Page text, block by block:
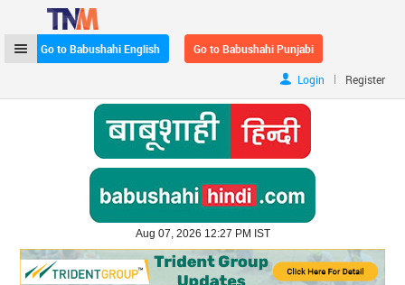
Go to Babushahi English Go to Babushahi Punjabi
Login | Register
Aug 07, 2026 12:27 PM IST